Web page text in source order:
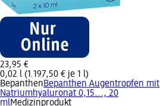
23,95 €
0,02 l (1.197,50 € je 1 l)
BepanthenBepanthen Augentropfen mit
Natriumhyaluronat 0,15..., 20
mlMedizinprodukt